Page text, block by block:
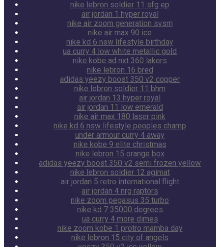
nike lebron soldier 11 sfg ep
air jordan 1 hyper royal
nike air zoom generation svsm
nike air max 90 ice
nike kd 6 nsw lifestyle birthday
ua curry 4 low white metallic gold
nike kobe ad nxt 360 lakers
nike lebron 16 bred
adidas yeezy boost 350 v2 copper
nike lebron soldier 11 bhm
air jordan 13 hyper royal
air jordan 11 low emerald
nike air max 180 laser pink
nike kd 6 nsw lifestyle peoples champ
under armour curry 4 away
nike kobe 9 elite christmas
nike lebron 15 orange box
adidas yeezy boost 350 v2 semi frozen yellow
nike lebron soldier 12 agimat
air jordan 5 retro international flight
air jordan 4 nrg raptors
nike zoom pegasus 35 turbo
nike kd 7 35000 degrees
ua curry 4 more dimes
nike zoom kobe 1 protro mamba day
nike lebron 15 city of angels